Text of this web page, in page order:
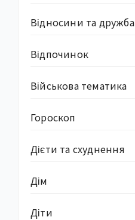
Відносини та дружба
Відпочинок
Військова тематика
Гороскоп
Дієти та схуднення
Дім
Діти